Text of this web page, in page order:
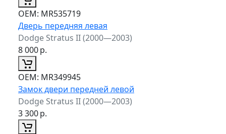
ОЕМ: MR535719
Дверь передняя левая
Dodge Stratus II (2000—2003)
8 000р.
ОЕМ: MR349945
Замок двери передней левой
Dodge Stratus II (2000—2003)
3 300р.